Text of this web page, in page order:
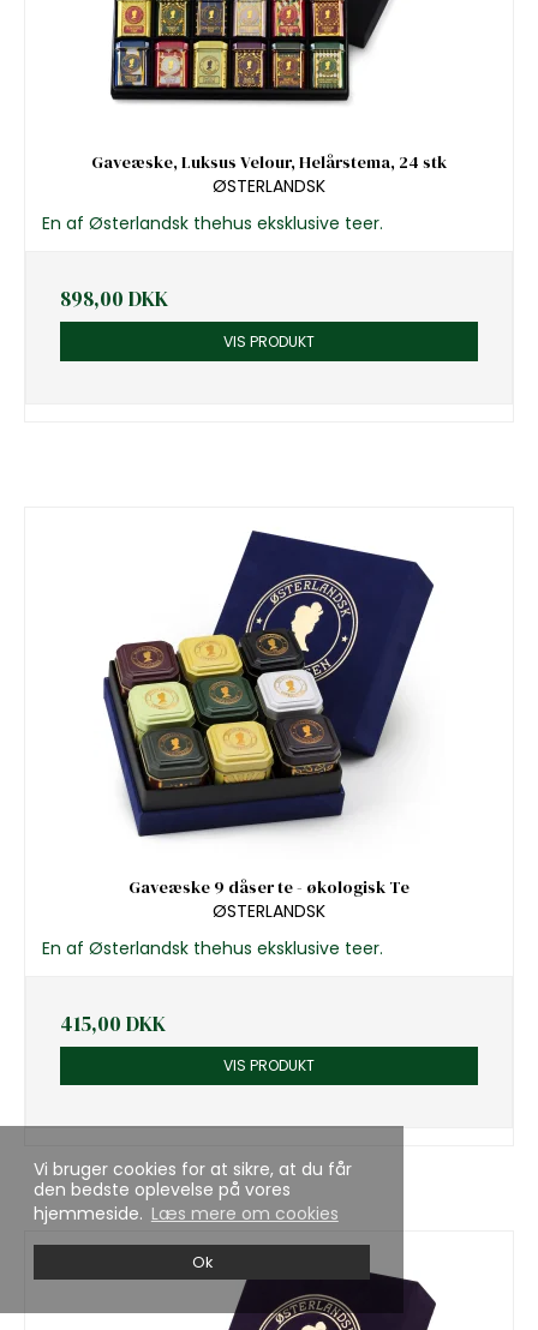
Vi bruger cookies for at sikre, at du får
den bedste oplevelse på vores
hjemmeside. Læs mere om cookies
Ok
Gaveæske, Luksus Velour, Helårstema, 24 stk
ØSTERLANDSK
En af Østerlandsk thehus eksklusive teer.
898,00 DKK
VIS PRODUKT
Gaveæske 9 dåser te - økologisk Te
ØSTERLANDSK
En af Østerlandsk thehus eksklusive teer.
415,00 DKK
VIS PRODUKT